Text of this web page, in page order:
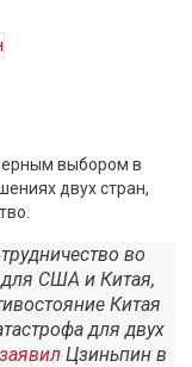
выбором в
двух стран,
во
США и Китая,
Китая
для двух
заявил Цзиньпин в